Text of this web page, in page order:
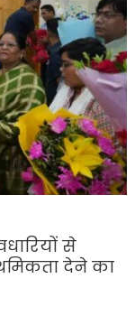
से
देने का